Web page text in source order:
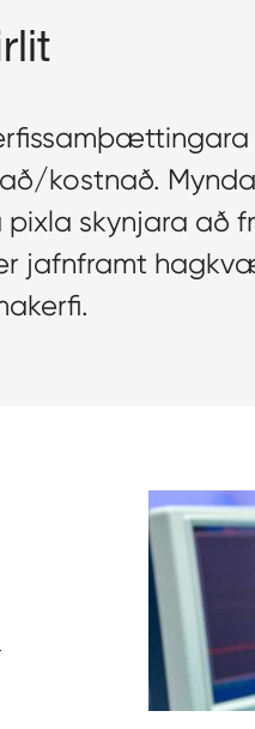
kostnað.
skynjara að
jafnframt